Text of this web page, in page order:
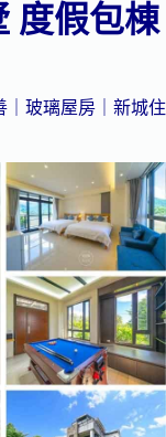
度假包棟
｜玻璃屋房｜新城住